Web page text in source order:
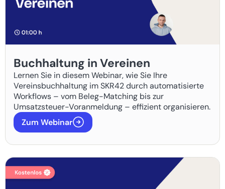
Buchhaltung in Vereinen
Lernen Sie in diesem Webinar, wie Sie Ihre
Vereinsbuchhaltung im SKR42 durch automatisierte
Workflows – vom Beleg-Matching bis zur
Umsatzsteuer-Voranmeldung – effizient organisieren.
Zum Webinar